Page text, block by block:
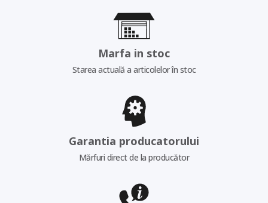
Marfa in stoc
Starea actuală a articolelor în stoc
Garantia producatorului
Mărfuri direct de la producător